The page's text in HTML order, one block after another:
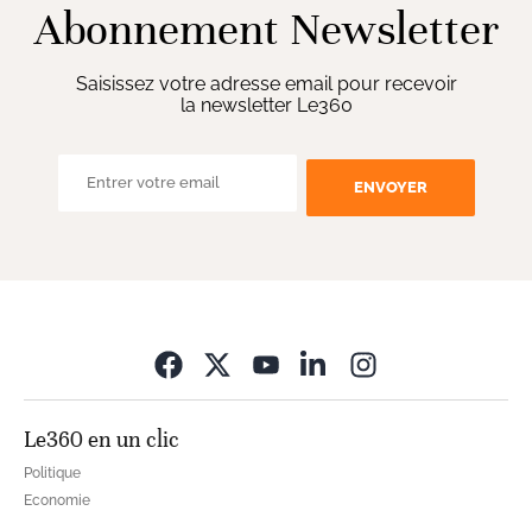
Abonnement Newsletter
Saisissez votre adresse email pour recevoir
la newsletter Le360
ENVOYER
Le360 en un clic
Politique
Economie